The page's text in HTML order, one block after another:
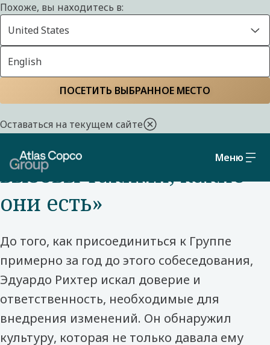
Похоже, вы находитесь в:
United States
English
ПОСЕТИТЬ ВЫБРАННОЕ МЕСТО
Оставаться на текущем сайте
Меню
Главная страница Познакомьтесь с нашими коллегами
«Не бойтесь принимать
вызовы такими, какие
они есть»
До того, как присоединиться к Группе
примерно за год до этого собеседования,
Эдуардо Рихтер искал доверие и
ответственность, необходимые для
внедрения изменений. Он обнаружил
культуру, которая не только давала ему